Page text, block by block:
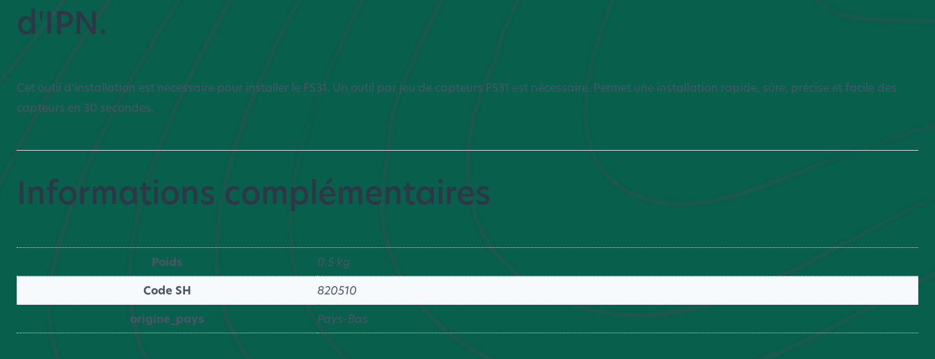
d'IPN.
Cet outil d'installation est nécessaire pour installer le FS31. Un outil par jeu de capteurs FS31 est nécessaire. Permet une installation rapide, sûre, précise et facile des
capteurs en 30 secondes.
Informations complémentaires
Poids 0,5 kg
Code SH 820510
origine_pays Pays-Bas